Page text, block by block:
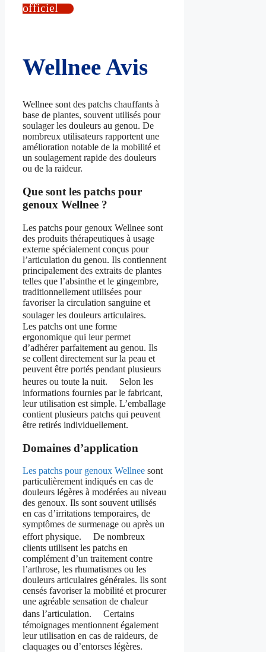
officiel
Wellnee Avis
Wellnee sont des patchs chauffants à
base de plantes, souvent utilisés pour
soulager les douleurs au genou. De
nombreux utilisateurs rapportent une
amélioration notable de la mobilité et
un soulagement rapide des douleurs
ou de la raideur.
Que sont les patchs pour
genoux Wellnee ?
Les patchs pour genoux Wellnee sont
des produits thérapeutiques à usage
externe spécialement conçus pour
l’articulation du genou. Ils contiennent
principalement des extraits de plantes
telles que l’absinthe et le gingembre,
traditionnellement utilisées pour
favoriser la circulation sanguine et
soulager les douleurs articulaires.
Les patchs ont une forme
ergonomique qui leur permet
d’adhérer parfaitement au genou. Ils
se collent directement sur la peau et
peuvent être portés pendant plusieurs
heures ou toute la nuit. Selon les
informations fournies par le fabricant,
leur utilisation est simple. L’emballage
contient plusieurs patchs qui peuvent
être retirés individuellement.
Domaines d’application
Les patchs pour genoux Wellnee sont
particulièrement indiqués en cas de
douleurs légères à modérées au niveau
des genoux. Ils sont souvent utilisés
en cas d’irritations temporaires, de
symptômes de surmenage ou après un
effort physique. De nombreux
clients utilisent les patchs en
complément d’un traitement contre
l’arthrose, les rhumatismes ou les
douleurs articulaires générales. Ils sont
censés favoriser la mobilité et procurer
une agréable sensation de chaleur
dans l’articulation. Certains
témoignages mentionnent également
leur utilisation en cas de raideurs, de
claquages ou d’entorses légères.